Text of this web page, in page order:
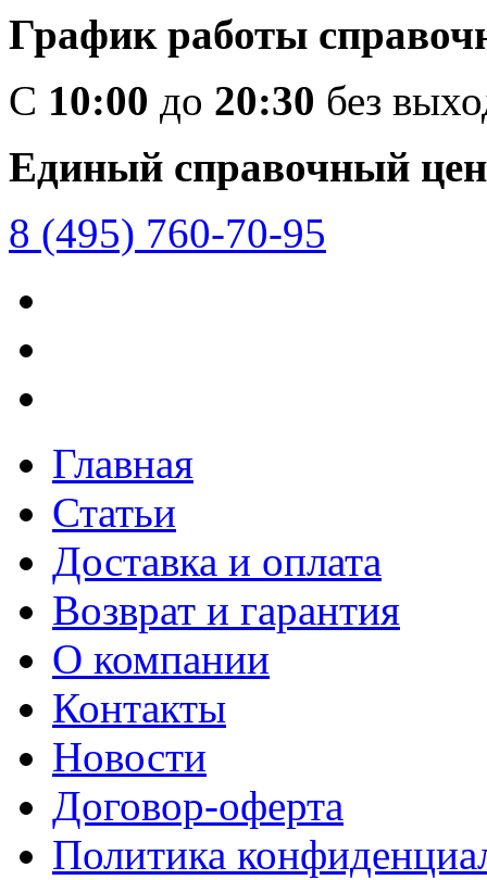
График работы
C 10:00 до 20:30 без
Единый справочный
8 (495) 760-70-95
Главная
Статьи
Доставка и оплата
Возврат и гарантия
О компании
Контакты
Новости
Договор-оферта
Политика